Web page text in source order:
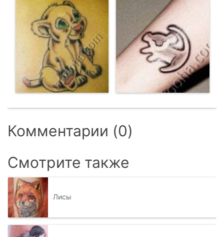
Комментарии (0)
Смотрите также
Лисы